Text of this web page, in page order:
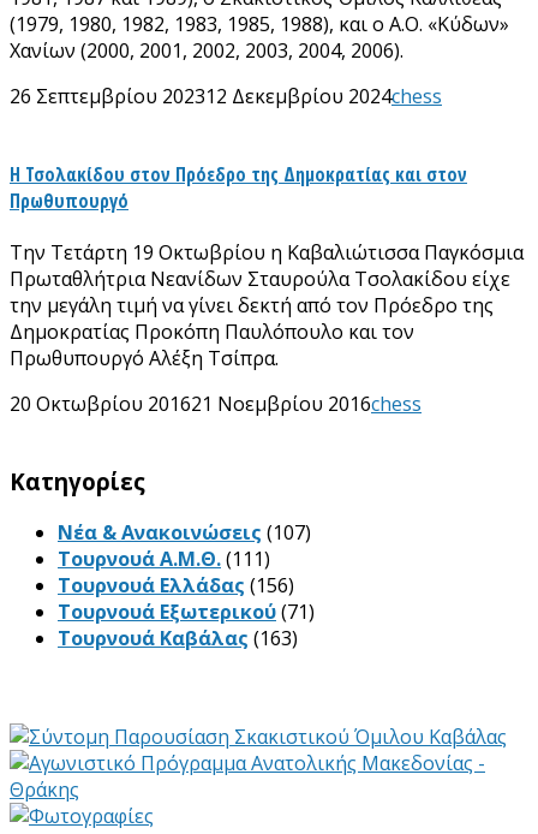
(1979, 1980, 1982, 1983, 1985, 1988), και ο Α.Ο. «Κύδων»
Χανίων (2000, 2001, 2002, 2003, 2004, 2006).
26 Σεπτεμβρίου 202312 Δεκεμβρίου 2024chess
Η Τσολακίδου στον Πρόεδρο της Δημοκρατίας και στον
Πρωθυπουργό
Την Τετάρτη 19 Οκτωβρίου η Καβαλιώτισσα Παγκόσμια
Πρωταθλήτρια Νεανίδων Σταυρούλα Τσολακίδου είχε
την μεγάλη τιμή να γίνει δεκτή από τον Πρόεδρο της
Δημοκρατίας Προκόπη Παυλόπουλο και τον
Πρωθυπουργό Αλέξη Τσίπρα.
20 Οκτωβρίου 201621 Νοεμβρίου 2016chess
Kατηγορίες
Νέα & Ανακοινώσεις (107)
Τουρνουά Α.Μ.Θ.(111)
Τουρνουά Ελλάδας (156)
Τουρνουά Εξωτερικού(71)
Τουρνουά Καβάλας (163)